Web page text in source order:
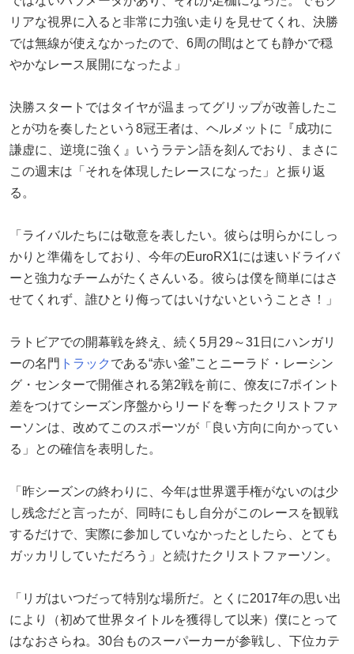
リアな視界に入ると非常に力強い走りを見せてくれ、決勝
では無線が使えなかったので、6周の間はとても静かで穏
やかなレース展開になったよ」
決勝スタートではタイヤが温まってグリップが改善したこ
とが功を奏したという8冠王者は、ヘルメットに『成功に
謙虚に、逆境に強く』いうラテン語を刻んでおり、まさに
この週末は「それを体現したレースになった」と振り返
る。
「ライバルたちには敬意を表したい。彼らは明らかにしっ
かりと準備をしており、今年のEuroRX1には速いドライバ
ーと強力なチームがたくさんいる。彼らは僕を簡単にはさ
せてくれず、誰ひとり侮ってはいけないということさ！」
ラトビアでの開幕戦を終え、続く5月29～31日にハンガリ
ーの名門 トラック である“赤い釜”ことニーラド・レーシン
グ・センターで開催される第2戦を前に、僚友に7ポイント
差をつけてシーズン序盤からリードを奪ったクリストファ
ーソンは、改めてこのスポーツが「良い方向に向かってい
る」との確信を表明した。
「昨シーズンの終わりに、今年は世界選手権がないのは少
し残念だと言ったが、同時にもし自分がこのレースを観戦
するだけで、実際に参加していなかったとしたら、とても
ガッカリしていただろう」と続けたクリストファーソン。
「リガはいつだって特別な場所だ。とくに2017年の思い出
により（初めて世界タイトルを獲得して以来）僕にとって
はなおさらね。30台ものスーパーカーが参戦し、下位カテ